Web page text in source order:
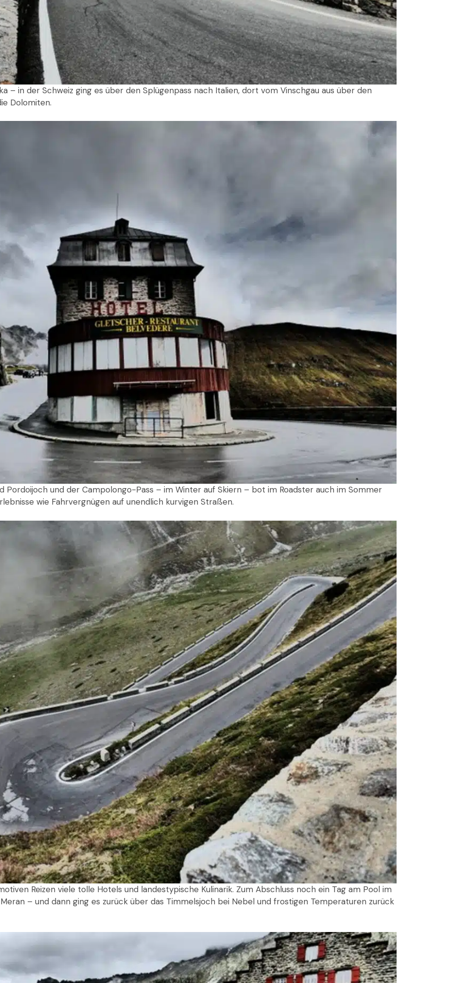
– in der Schweiz ging es über den Splügenpass nach Italien, dort vom Vinschgau aus über den
Dolomiten.
Pordoijoch und der Campolongo-Pass – im Winter auf Skiern – bot im Roadster auch im Sommer
wie Fahrvergnügen auf unendlich kurvigen Straßen.
Reizen viele tolle Hotels und landestypische Kulinarik. Zum Abschluss noch ein Tag am Pool im
– und dann ging es zurück über das Timmelsjoch bei Nebel und frostigen Temperaturen zurück